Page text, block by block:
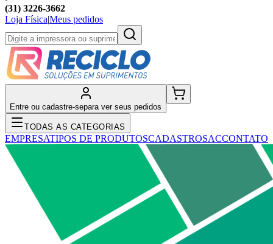
(31) 3226-3662
Loja Física|Meus pedidos
Entre ou cadastre-separa ver seus pedidos
TODAS AS CATEGORIAS
EMPRESATIPOS DE PRODUTOSCADASTROSACCONTATO